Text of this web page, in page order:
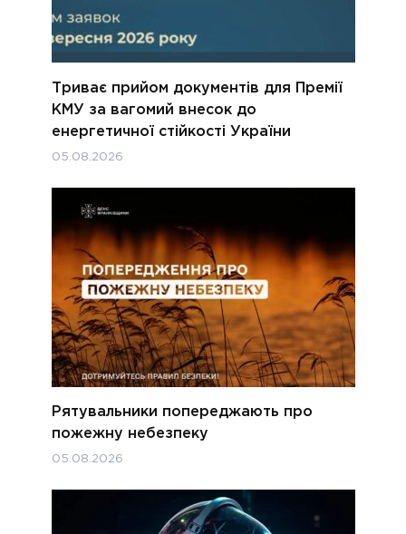
Триває прийом документів для Премії
КМУ за вагомий внесок до
енергетичної стійкості України
05.08.2026
Рятувальники попереджають про
пожежну небезпеку
05.08.2026